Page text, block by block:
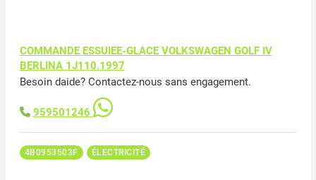
COMMANDE ESSUIEE-GLACE VOLKSWAGEN GOLF IV
BERLINA 1J110.1997
Besoin daide? Contactez-nous sans engagement.
959501246
4B0953503F ÉLECTRICITÉ